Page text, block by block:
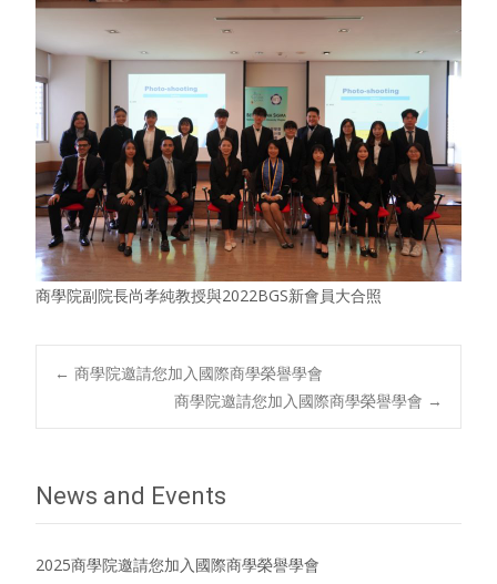
商學院副院長尚孝純教授與2022BGS新會員大合照
Post
← 商學院邀請您加入國際商學榮譽學會
商學院邀請您加入國際商學榮譽學會 →
News and Events
2025商學院邀請您加入國際商學榮譽學會